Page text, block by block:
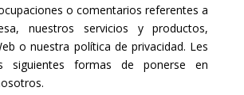
o comentarios referentes a
nuestros servicios y productos,
o nuestra política de privacidad. Les
siguientes formas de ponerse en